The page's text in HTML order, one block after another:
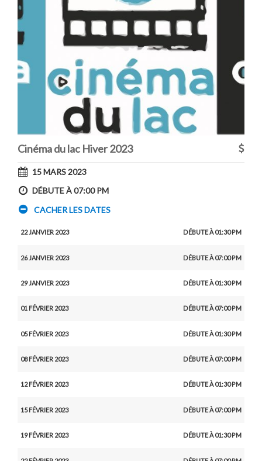
Cinéma du lac Hiver 2023
15 MARS 2023
DÉBUTE À 07:00 PM
CACHER LES DATES
22 JANVIER 2023 DÉBUTE À 01:30 PM
26 JANVIER 2023 DÉBUTE À 07:00 PM
29 JANVIER 2023 DÉBUTE À 01:30 PM
01 FÉVRIER 2023 DÉBUTE À 07:00 PM
05 FÉVRIER 2023 DÉBUTE À 01:30 PM
08 FÉVRIER 2023 DÉBUTE À 07:00 PM
12 FÉVRIER 2023 DÉBUTE À 01:30 PM
15 FÉVRIER 2023 DÉBUTE À 07:00 PM
19 FÉVRIER 2023 DÉBUTE À 01:30 PM